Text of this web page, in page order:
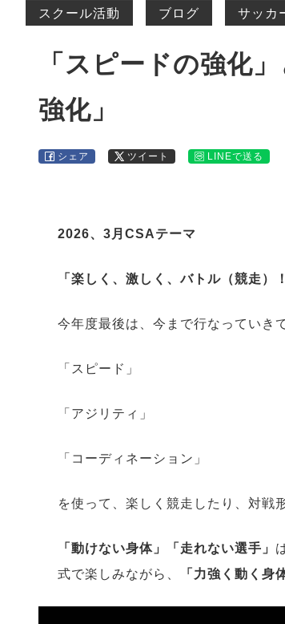
スクール活動 ブログ サッカ
「スピードの強化
強化」
シェア ツイート LINEで送る
2026、3月CSAテーマ
「楽しく、激しく、バトル（競走）
今年度最後は、今まで行なっていき
「スピード」
「アジリティ」
「コーディネーション」
を使って、楽しく競走したり、対戦
「動けない身体」「走れない選手」
式で楽しみながら、
「力強く動く身